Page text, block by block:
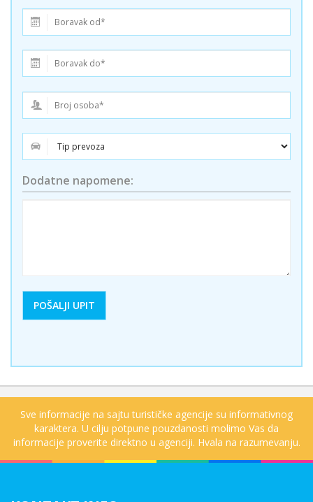
Dodatne napomene:
Sve informacije na sajtu turističke agencije su informativnog
karaktera. U cilju potpune pouzdanosti molimo Vas da
informacije proverite direktno u agenciji. Hvala na razumevanju.